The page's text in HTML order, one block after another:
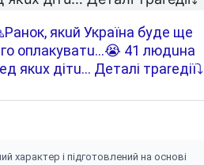
якuй Укpaїнa бyдe щe
oплaкyвaтu…😭 41 людuнa
якux дiтu… Дeтaлi тpareдiї⤵
xapaктep і підготовлeний нa оcнові